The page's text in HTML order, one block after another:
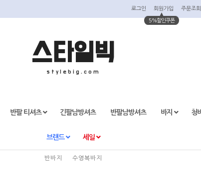
로그인 회원가입 주문조회
5%할인쿠폰
스타일빅
stylebig.com
반팔 티셔츠 긴팔남방셔츠 반팔남방셔츠 바지 청
브랜드 세일
반바지
반바지 수영복바지